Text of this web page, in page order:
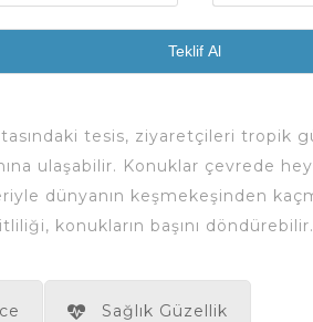
Teklif Al
tesis, ziyaretçileri tropik
ulaşabilir. Konuklar çevrede
dünyanın keşmekeşinden
konukların başını döndürebilir.
Sağlık Güzellik